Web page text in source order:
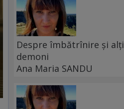
Despre îmbătrînire și alți
demoni
Ana Maria SANDU